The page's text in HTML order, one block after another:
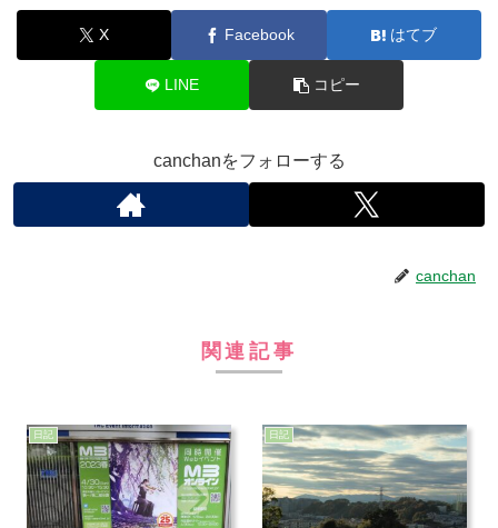
X Facebook はてブ
LINE コピー
canchanをフォローする
canchan
関連記事
日記 日記